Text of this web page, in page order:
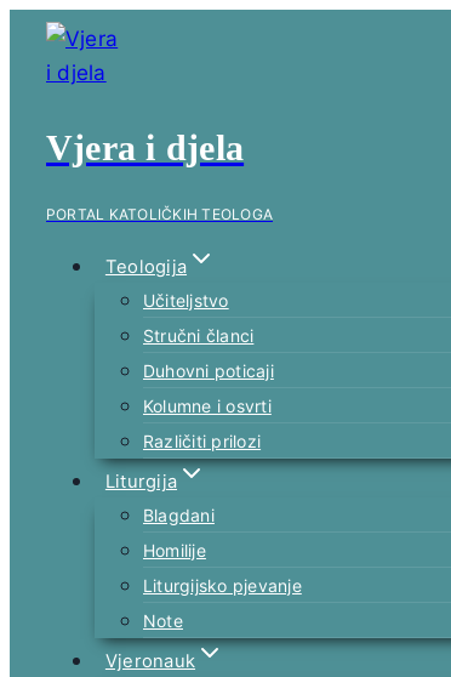
Skip
content
Vjera i djela
PORTAL KATOLIČKIH TEOLOGA
Teologija
Učiteljstvo
Stručni članci
Duhovni poticaji
Kolumne i osvrti
Različiti prilozi
Liturgija
Blagdani
Homilije
Liturgijsko pjevanje
Note
Vjeronauk